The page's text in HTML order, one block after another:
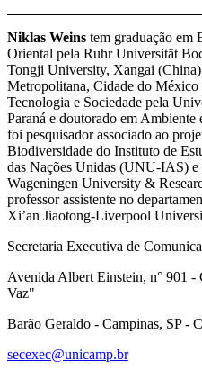
Niklas Weins tem graduação em
Oriental pela Ruhr Universität
Tongji University, Xangai
Metropolitana, Cidade do
Tecnologia e Sociedade pela
Paraná e doutorado em
foi pesquisador associado ao
Biodiversidade do Instituto de
das Nações Unidas (UNU-IAS) e
Wageningen University &
professor assistente no
Xi’an Jiaotong-Liverpool
Secretaria Executiva de
Avenida Albert Einstein, n° 901
Vaz"
Barão Geraldo - Campinas, SP -
secexec@unicamp.br